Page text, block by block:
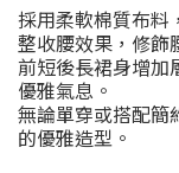
採用柔軟棉質布料
整收腰效果，修飾
前短後長裙身增加
優雅氣息。
無論單穿或搭配簡
的優雅造型。